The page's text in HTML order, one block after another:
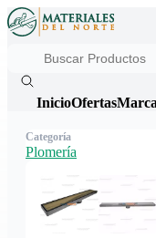
InicioOfertas
Categoría
Plomería